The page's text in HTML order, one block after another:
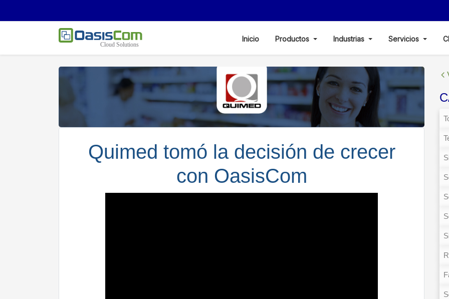
Inicio Productos Industrias Servicios
Quimed tomó la decisión de crecer
con OasisCom